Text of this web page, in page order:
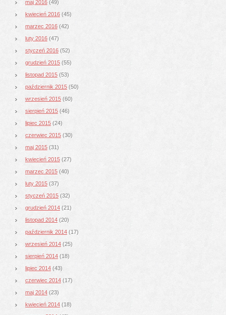
maj 2016 (49)
kwiecień 2016 (45)
marzec 2016 (42)
luty 2016 (47)
styczeń 2016 (52)
grudzień 2015 (55)
listopad 2015 (53)
październik 2015 (50)
wrzesień 2015 (60)
sierpień 2015 (46)
lipiec 2015 (24)
czerwiec 2015 (30)
maj 2015 (31)
kwiecień 2015 (27)
marzec 2015 (40)
luty 2015 (37)
styczeń 2015 (32)
grudzień 2014 (21)
listopad 2014 (20)
październik 2014 (17)
wrzesień 2014 (25)
sierpień 2014 (18)
lipiec 2014 (43)
czerwiec 2014 (17)
maj 2014 (23)
kwiecień 2014 (18)